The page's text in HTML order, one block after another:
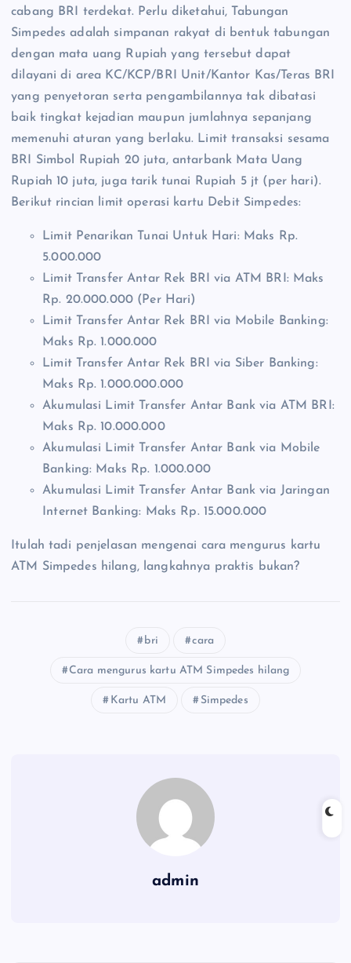
cabang BRI terdekat. Perlu diketahui, Tabungan
Simpedes adalah simpanan rakyat di bentuk tabungan
dengan mata uang Rupiah yang tersebut dapat
dilayani di area KC/KCP/BRI Unit/Kantor Kas/Teras BRI
yang penyetoran serta pengambilannya tak dibatasi
baik tingkat kejadian maupun jumlahnya sepanjang
memenuhi aturan yang berlaku. Limit transaksi sesama
BRI Simbol Rupiah 20 juta, antarbank Mata Uang
Rupiah 10 juta, juga tarik tunai Rupiah 5 jt (per hari).
Berikut rincian limit operasi kartu Debit Simpedes:
Limit Penarikan Tunai Untuk Hari: Maks Rp.
5.000.000
Limit Transfer Antar Rek BRI via ATM BRI: Maks
Rp. 20.000.000 (Per Hari)
Limit Transfer Antar Rek BRI via Mobile Banking:
Maks Rp. 1.000.000
Limit Transfer Antar Rek BRI via Siber Banking:
Maks Rp. 1.000.000.000
Akumulasi Limit Transfer Antar Bank via ATM BRI:
Maks Rp. 10.000.000
Akumulasi Limit Transfer Antar Bank via Mobile
Banking: Maks Rp. 1.000.000
Akumulasi Limit Transfer Antar Bank via Jaringan
Internet Banking: Maks Rp. 15.000.000
Itulah tadi penjelasan mengenai cara mengurus kartu
ATM Simpedes hilang, langkahnya praktis bukan?
bri cara
Cara mengurus kartu ATM Simpedes hilang
Kartu ATM Simpedes
admin